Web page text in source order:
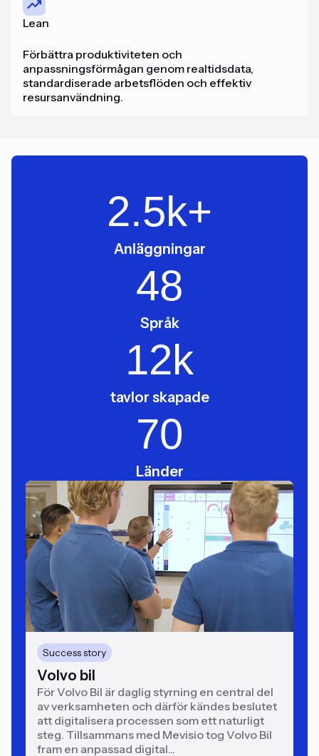
Lean
Förbättra produktiviteten och
anpassningsförmågan genom realtidsdata,
standardiserade arbetsflöden och effektiv
resursanvändning.
2.5k+
Anläggningar
48
Språk
12k
tavlor skapade
70
Länder
Success story
Volvo bil
För Volvo Bil är daglig styrning en central del
av verksamheten och därför kändes beslutet
att digitalisera processen som ett naturligt
steg. Tillsammans med Mevisio tog Volvo Bil
fram en anpassad digital...